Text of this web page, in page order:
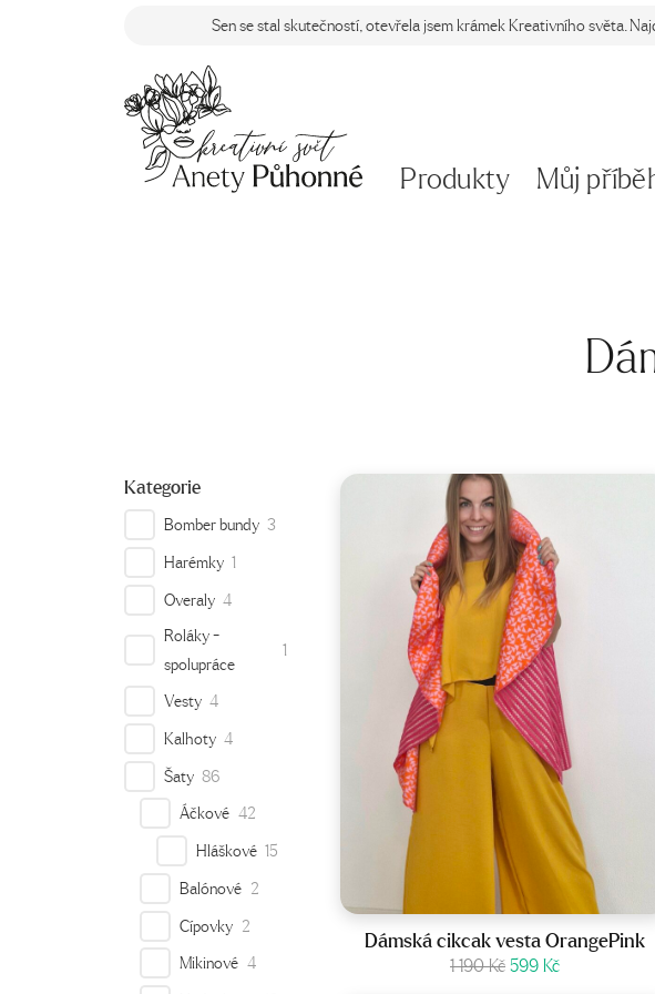
Sen se stal skutečností, otevřela jsem krámek Kreativního světa.
Produkty Můj
Kategorie
Bomber bundy 3
Harémky 1
Overaly 4
Roláky -
spolupráce
1
Vesty 4
Kalhoty 4
Šaty 86
Áčkové 42
Hláškové 15
Balónové 2
Cípovky 2
Mikinové 4
Velikost:36-42
Dámská cikcak vesta OrangePink
1 190Kč Původní
599KčAktuální
Zobrazit produkt